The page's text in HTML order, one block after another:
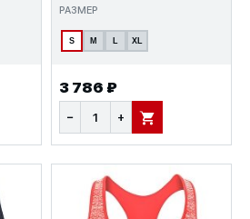
РАЗМЕР
S M L XL
3 786 ₽
− + В КОРЗИНУ